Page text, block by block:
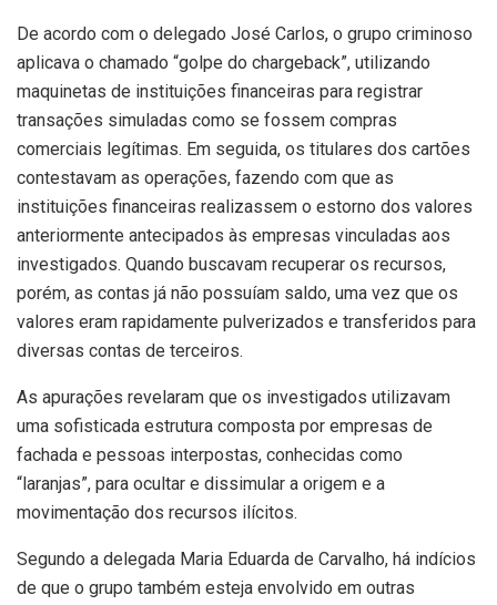
De acordo com o delegado José Carlos, o grupo criminoso
aplicava o chamado “golpe do chargeback”, utilizando
maquinetas de instituições financeiras para registrar
transações simuladas como se fossem compras
comerciais legítimas. Em seguida, os titulares dos cartões
contestavam as operações, fazendo com que as
instituições financeiras realizassem o estorno dos valores
anteriormente antecipados às empresas vinculadas aos
investigados. Quando buscavam recuperar os recursos,
porém, as contas já não possuíam saldo, uma vez que os
valores eram rapidamente pulverizados e transferidos para
diversas contas de terceiros.
As apurações revelaram que os investigados utilizavam
uma sofisticada estrutura composta por empresas de
fachada e pessoas interpostas, conhecidas como
“laranjas”, para ocultar e dissimular a origem e a
movimentação dos recursos ilícitos.
Segundo a delegada Maria Eduarda de Carvalho, há indícios
de que o grupo também esteja envolvido em outras